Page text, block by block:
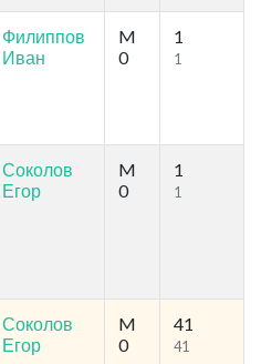
Филиппов
Иван
M
0
1
1
Соколов
Егор
M
0
1
1
Соколов
Егор
M
0
41
41